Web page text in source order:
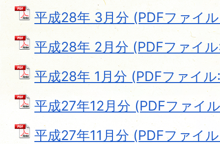
平成28年 3月分 (PDFファイ
平成28年 2月分 (PDFファイ
平成28年 1月分 (PDFファイ
平成27年12月分 (PDFファイ
平成27年11月分 (PDFファイ